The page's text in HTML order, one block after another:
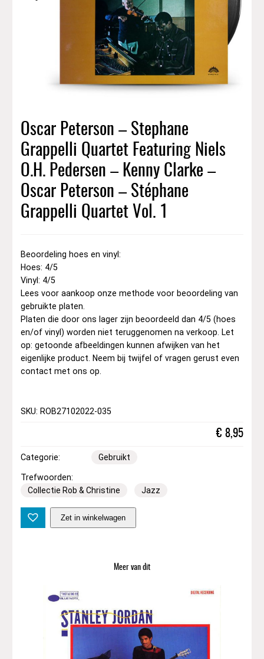
Oscar Peterson – Stephane
Grappelli Quartet Featuring Niels
O.H. Pedersen – Kenny Clarke –
Oscar Peterson – Stéphane
Grappelli Quartet Vol. 1
Beoordeling hoes en vinyl:
Hoes: 4/5
Vinyl: 4/5
Lees voor aankoop onze methode voor beoordeling van
gebruikte platen.
Platen die door ons lager zijn beoordeeld dan 4/5 (hoes
en/of vinyl) worden niet teruggenomen na verkoop. Let
op: getoonde afbeeldingen kunnen afwijken van het
eigenlijke product. Neem bij twijfel of vragen gerust even
contact met ons op.
SKU: ROB27102022-035
€ 8,95
Categorie: Gebruikt
Trefwoorden:
Collectie Rob & Christine
Jazz
s
r
e
r
s
Zet in winkelwagen
Meer van dit